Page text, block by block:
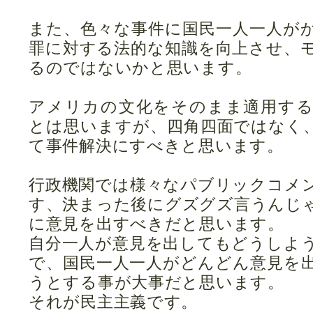
また、色々な事件に国民一人一人が
罪に対する法的な知識を向上させ、
るのではないかと思います。
アメリカの文化をそのまま適用す
とは思いますが、四角四面ではなく
て事件解決にすべきと思います。
行政機関では様々なパブリックコメ
す、決まった後にグズグズ言うんじ
に意見を出すべきだと思います。
自分一人が意見を出してもどうしよ
で、国民一人一人がどんどん意見を
うとする事が大事だと思います。
それが民主主義です。